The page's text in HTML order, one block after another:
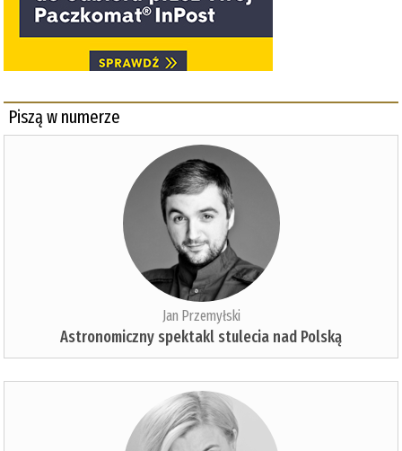
Piszą w numerze
Jan Przemyłski
Astronomiczny spektakl stulecia nad Polską